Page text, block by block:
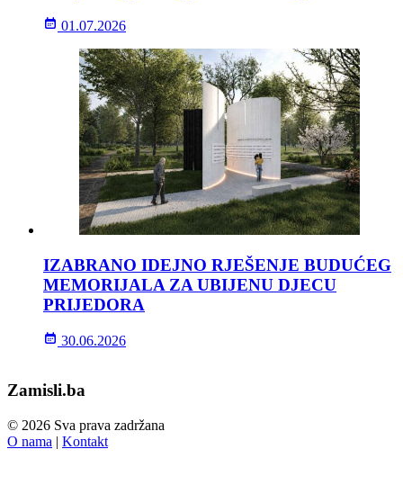
01.07.2026
IZABRANO IDEJNO RJEŠENJE BUDUĆEG
MEMORIJALA ZA UBIJENU DJECU
PRIJEDORA
30.06.2026
Zamisli.ba
© 2026 Sva prava zadržana
O nama | Kontakt